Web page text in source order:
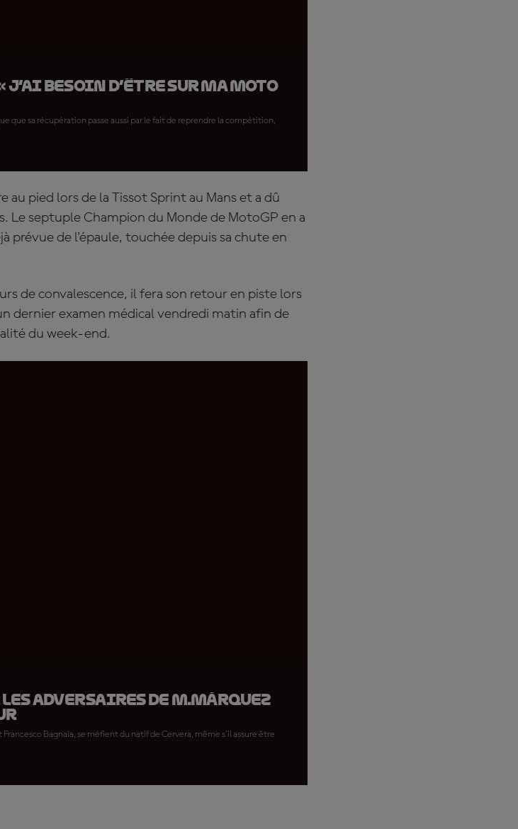
J’ai besoin d’être sur ma moto
que sa récupération passe aussi par le fait de reprendre la compétition,
au pied lors de la Tissot Sprint au Mans et a dû
Le septuple Champion du Monde de MotoGP en a
prévue de l'épaule, touchée depuis sa chute en
de convalescence, il fera son retour en piste lors
dernier examen médical vendredi matin afin de
du week-end.
adversaires de M.Márquez
Bagnaia, se méfient du natif de Cervera, même s'il assure être